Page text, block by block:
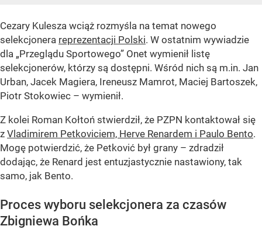
Cezary Kulesza wciąż rozmyśla na temat nowego
selekcjonera reprezentacji Polski. W ostatnim wywiadzie
dla „Przeglądu Sportowego” Onet wymienił listę
selekcjonerów, którzy są dostępni. Wśród nich są m.in. Jan
Urban, Jacek Magiera, Ireneusz Mamrot, Maciej Bartoszek,
Piotr Stokowiec – wymienił.
Z kolei Roman Kołtoń stwierdził, że PZPN kontaktował się
z Vladimirem Petkoviciem, Herve Renardem i Paulo Bento.
Mogę potwierdzić, że Petković był grany – zdradził
dodając, że Renard jest entuzjastycznie nastawiony, tak
samo, jak Bento.
Proces wyboru selekcjonera za czasów
Zbigniewa Bońka